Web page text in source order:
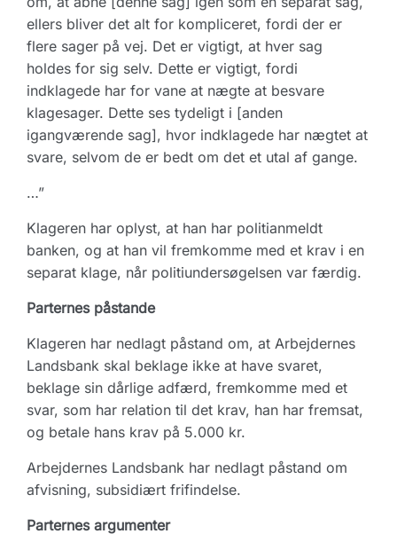
ellers bliver det alt for kompliceret, fordi der er
flere sager på vej. Det er vigtigt, at hver sag
holdes for sig selv. Dette er vigtigt, fordi
indklagede har for vane at nægte at besvare
klagesager. Dette ses tydeligt i [anden
igangværende sag], hvor indklagede har nægtet at
svare, selvom de er bedt om det et utal af gange.
…”
Klageren har oplyst, at han har politianmeldt
banken, og at han vil fremkomme med et krav i en
separat klage, når politiundersøgelsen var færdig.
Parternes påstande
Klageren har nedlagt påstand om, at Arbejdernes
Landsbank skal beklage ikke at have svaret,
beklage sin dårlige adfærd, fremkomme med et
svar, som har relation til det krav, han har fremsat,
og betale hans krav på 5.000 kr.
Arbejdernes Landsbank har nedlagt påstand om
afvisning, subsidiært frifindelse.
Parternes argumenter